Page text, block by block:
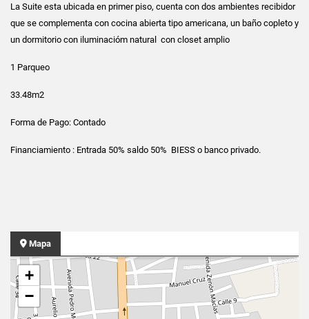
La Suite esta ubicada en primer piso, cuenta con dos ambientes recibidor
que se complementa con cocina abierta tipo americana, un baño copleto y
un dormitorio con iluminacióm natural con closet amplio
1 Parqueo
33.48m2
Forma de Pago: Contado
Financiamiento : Entrada 50% saldo 50% BIESS o banco privado.
Mapa
+
−